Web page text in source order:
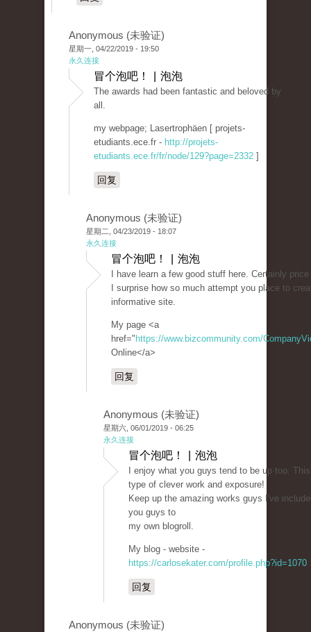
Anonymous (未验证)
星期一, 04/22/2019 - 19:50
永久连接
冒个泡吧！ | 泡泡
The awards had been fantastic and beloved by
all.
my webpage; Lasertrophäen [ projets-
etudiants.ece.fr - http://projets-
etudiants.ece.fr/fr/node/129?page=2332 ]
回复
Anonymous (未验证)
星期二, 04/23/2019 - 18:07
永久连接
冒个泡吧！ | 泡泡
I have learn a few good stuff here. Certainly
I surprise how so much attempt you place to
informative site.
My page <a
href=" https://www.bizcommunity.com/
Online</a>
回复
Anonymous (未验证)
星期六, 06/01/2019 - 06:25
永久连接
冒个泡吧！ | 泡泡
I enjoy what you guys tend to be up too. This
type of clever work and exposure!
Keep up the amazing works guys I've
you guys to
my own blogroll.
My blog - website -
https://carlosekater.com/profile.php?id=1070
回复
Anonymous (未验证)